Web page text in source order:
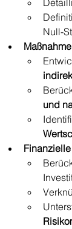
Null-
und